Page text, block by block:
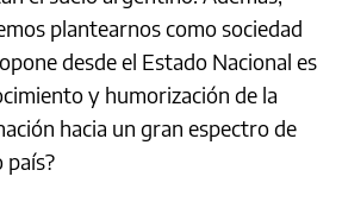
plantearnos como sociedad
desde el Estado Nacional es
y humorización de la
hacia un gran espectro de
país?